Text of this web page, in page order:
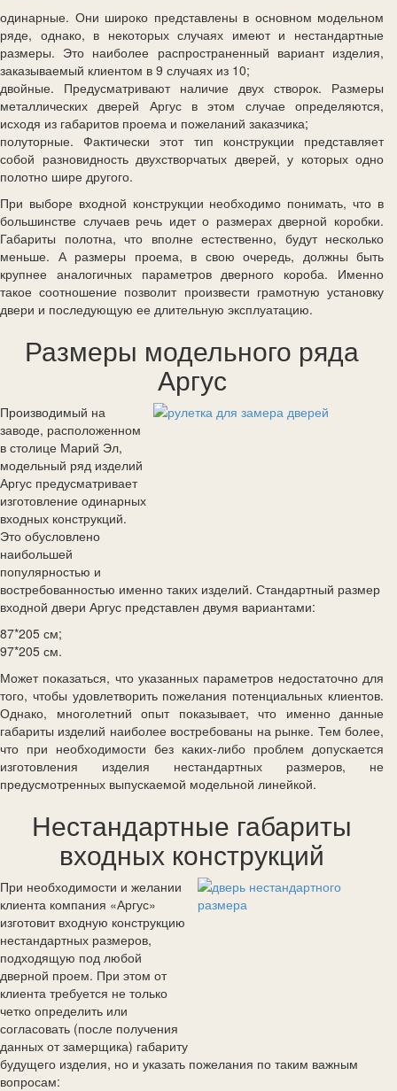
одинарные. Они широко представлены в основном модельном
ряде, однако, в некоторых случаях имеют и нестандартные
размеры. Это наиболее распространенный вариант изделия,
заказываемый клиентом в 9 случаях из 10;
двойные. Предусматривают наличие двух створок. Размеры
металлических дверей Аргус в этом случае определяются,
исходя из габаритов проема и пожеланий заказчика;
полуторные. Фактически этот тип конструкции представляет
собой разновидность двухстворчатых дверей, у которых одно
полотно шире другого.
При выборе входной конструкции необходимо понимать, что в
большинстве случаев речь идет о размерах дверной коробки.
Габариты полотна, что вполне естественно, будут несколько
меньше. А размеры проема, в свою очередь, должны быть
крупнее аналогичных параметров дверного короба. Именно
такое соотношение позволит произвести грамотную установку
двери и последующую ее длительную эксплуатацию.
Размеры модельного ряда
Аргус
Производимый на
заводе, расположенном
в столице Марий Эл,
модельный ряд изделий
Аргус предусматривает
изготовление одинарных
входных конструкций.
Это обусловлено
наибольшей
популярностью и
востребованностью именно таких изделий. Стандартный размер
входной двери Аргус представлен двумя вариантами:
87*205 см;
97*205 см.
Может показаться, что указанных параметров недостаточно для
того, чтобы удовлетворить пожелания потенциальных клиентов.
Однако, многолетний опыт показывает, что именно данные
габариты изделий наиболее востребованы на рынке. Тем более,
что при необходимости без каких-либо проблем допускается
изготовления изделия нестандартных размеров, не
предусмотренных выпускаемой модельной линейкой.
Нестандартные габариты
входных конструкций
При необходимости и желании
клиента компания «Аргус»
изготовит входную конструкцию
нестандартных размеров,
подходящую под любой
дверной проем. При этом от
клиента требуется не только
четко определить или
согласовать (после получения
данных от замерщика) габариту
будущего изделия, но и указать пожелания по таким важным
вопросам: